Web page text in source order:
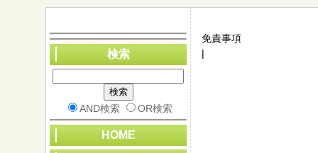
免責事項
|
検索
AND検索 OR検索
HOME